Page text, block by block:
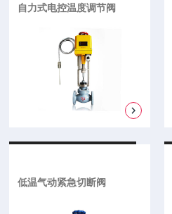
自力式电控温度调节阀
低温气动紧急切断阀